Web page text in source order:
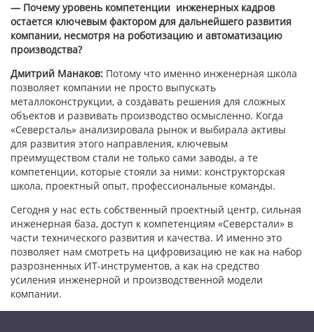
— Почему уровень компетенции инженерных кадров
остается ключевым фактором для дальнейшего развития
компании, несмотря на роботизацию и автоматизацию
производства?
Дмитрий Манаков: Потому что именно инженерная школа
позволяет компании не просто выпускать
металлоконструкции, а создавать решения для сложных
объектов и развивать производство осмысленно. Когда
«Северсталь» анализировала рынок и выбирала активы
для развития этого направления, ключевым
преимуществом стали не только сами заводы, а те
компетенции, которые стояли за ними: конструкторская
школа, проектный опыт, профессиональные команды.
Сегодня у нас есть собственный проектный центр, сильная
инженерная база, доступ к компетенциям «Северстали» в
части технического развития и качества. И именно это
позволяет нам смотреть на цифровизацию не как на набор
разрозненных ИТ-инструментов, а как на средство
усиления инженерной и производственной модели
компании.